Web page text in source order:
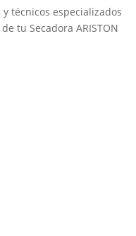
técnicos especializados
tu Secadora ARISTON